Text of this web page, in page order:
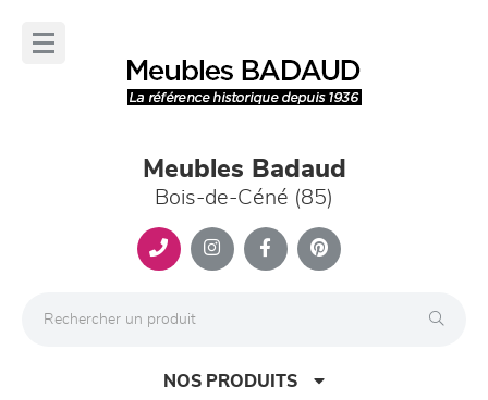
Meubles Badaud
Bois-de-Céné (85)
NOS PRODUITS